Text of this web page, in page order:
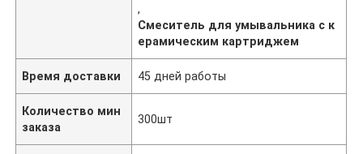
,
Смеситель для умывальника с к
ерамическим картриджем
Время доставки 45 дней работы
Количество мин
заказа
300шт